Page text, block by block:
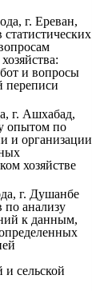
г. Ереван,
и вопросы
переписи
г. Ашхабад,
опытом по
и организации
хозяйстве
г. Душанбе
по анализу
к данным,
и сельской